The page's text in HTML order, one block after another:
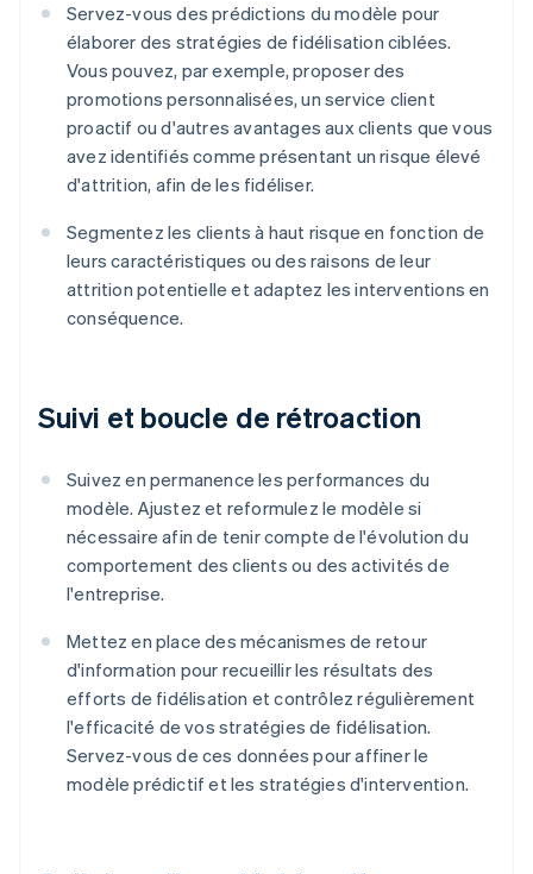
Servez-vous des prédictions du modèle pour
élaborer des stratégies de fidélisation ciblées.
Vous pouvez, par exemple, proposer des
promotions personnalisées, un service client
proactif ou d'autres avantages aux clients que vous
avez identifiés comme présentant un risque élevé
d'attrition, afin de les fidéliser.
Segmentez les clients à haut risque en fonction de
leurs caractéristiques ou des raisons de leur
attrition potentielle et adaptez les interventions en
conséquence.
Suivi et boucle de rétroaction
Suivez en permanence les performances du
modèle. Ajustez et reformulez le modèle si
nécessaire afin de tenir compte de l'évolution du
comportement des clients ou des activités de
l'entreprise.
Mettez en place des mécanismes de retour
d'information pour recueillir les résultats des
efforts de fidélisation et contrôlez régulièrement
l'efficacité de vos stratégies de fidélisation.
Servez-vous de ces données pour affiner le
modèle prédictif et les stratégies d'intervention.